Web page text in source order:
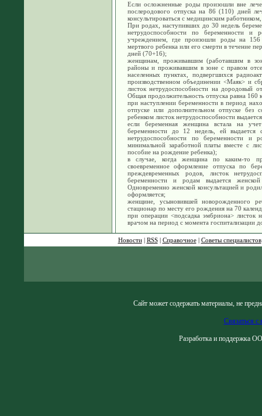
Если осложненные роды произошли вне
послеродового отпуска на 86 (110) дней
консультироваться с медицинским
При родах, наступивших до 30 недель
нетрудоспособности по беременности и
учреждением, где произошли роды на
мертвого ребенка или его смерти в течение
дней (70+16);
женщинам, проживавшим (работавшим в
районы и проживавшим в зоне с правом
населенных пунктах, подвергшихся
производственном объединении <Маяк> и
листок нетрудоспособности на дородовый
Общая продолжительность отпуска равна 160
при наступлении беременности в период
отпуске или дополнительном отпуске без
ребенком листок нетрудоспособности
если беременная женщина встала на
беременности до 12 недель, ей выдается
нетрудоспособности по беременности и
минимальной заработной платы вместе с
пособие на рождение ребенка);
в случае, когда женщина по каким-то
своевременное оформление отпуска по
преждевременных родов, листок
беременности и родам выдается
Одновременно женской консультацией и
оформляется;
женщине, усыновившей новорожденного
стационар по месту его рождения на 70
при операции <подсадка эмбриона> листок
врачом на период с момента госпитализации
Новости| RSS| Справочное| Советы специалистов
Сайт может содержать материалы, не
Связаться с
Разработка и